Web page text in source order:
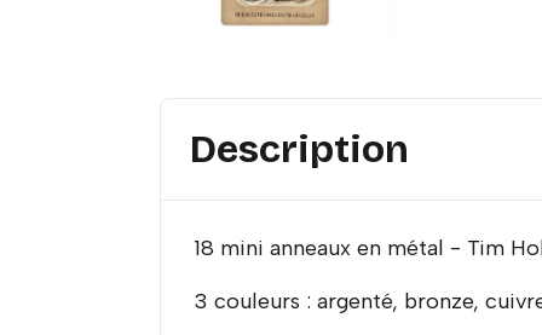
Description
18 mini anneaux en métal - Tim
3 couleurs : argenté, bronze,